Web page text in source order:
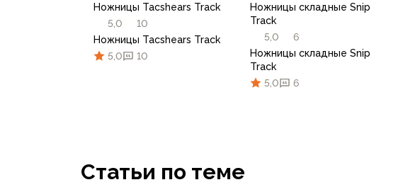
Ножницы Tacshears Track
5,0
10
Ножницы Tacshears Track
5,0
10
Ножницы складные Snip
Track
5,0
6
Ножницы складные Snip
Track
5,0
6
Статьи по теме